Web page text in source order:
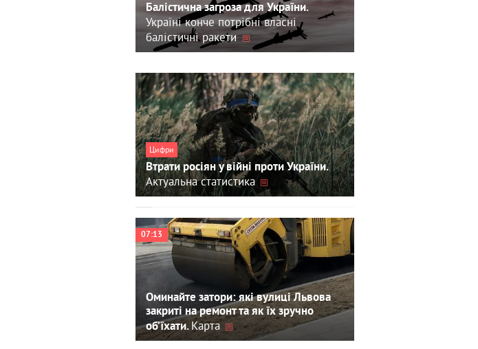
Балістична загроза для України.
Україні конче потрібні власні
балістичні ракети
Цифри
Втрати росіян у війні проти України.
Актуальна статистика
07:13
Оминайте затори: які вулиці Львова
закриті на ремонт та як їх зручно
об’їхати. Карта